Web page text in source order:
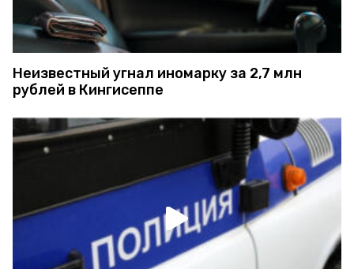
Неизвестный угнал иномарку за 2,7 млн
рублей в Кингисеппе